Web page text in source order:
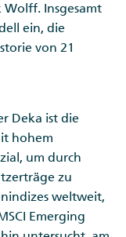
Insgesamt
ein, die
von 21
Deka ist die
hohem
um durch
zu
weltweit,
Emerging